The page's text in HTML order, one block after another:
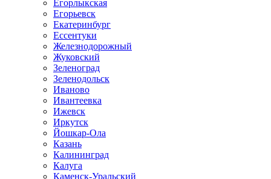
Егорлыкская
Егорьевск
Екатеринбург
Ессентуки
Железнодорожный
Жуковский
Зеленоград
Зеленодольск
Иваново
Ивантеевка
Ижевск
Иркутск
Йошкар-Ола
Казань
Калининград
Калуга
Каменск-Уральский